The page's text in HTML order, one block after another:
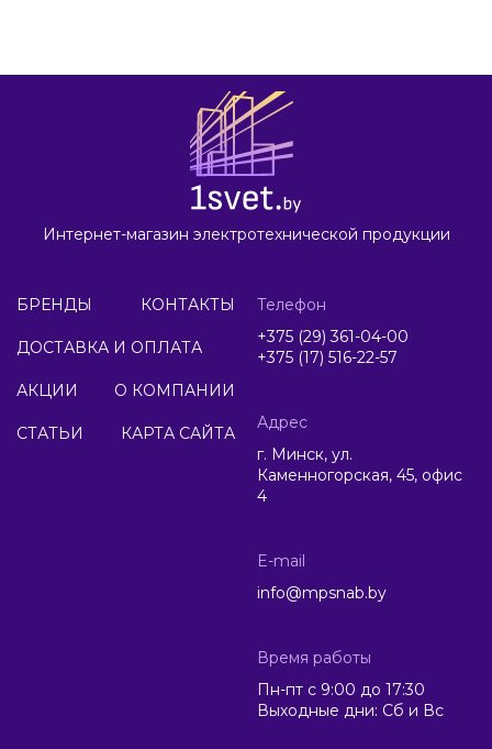
Интернет-магазин электротехнической продукции
БРЕНДЫ КОНТАКТЫ
ДОСТАВКА И ОПЛАТА
АКЦИИ О КОМПАНИИ
СТАТЬИ КАРТА САЙТА
Телефон
+375 (29) 361-04-00
+375 (17) 516-22-57
Адрес
г. Минск, ул.
Каменногорская, 45, офис
4
E-mail
info@mpsnab.by
Время работы
Пн-пт с 9:00 до 17:30
Выходные дни: Сб и Вс